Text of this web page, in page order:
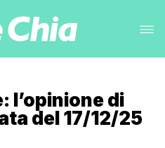
l’opinione di
del 17/12/25